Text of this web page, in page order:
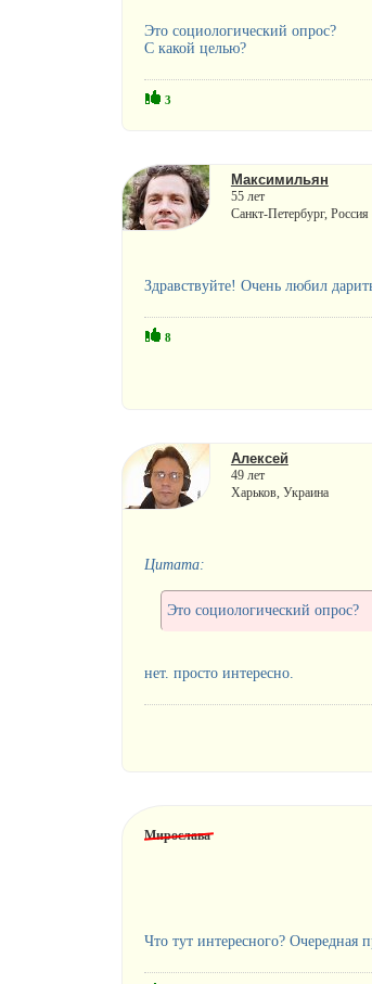
Это социологический опрос?
С какой целью?
3
Максимильян
55 лет
Санкт-Петербург, Россия
Здравствуйте! Очень любил
8
Алексей
49 лет
Харьков, Украина
Цитата:
Это социологический опрос?
нет. просто интересно.
Мирослава
Что тут интересного? Очередная